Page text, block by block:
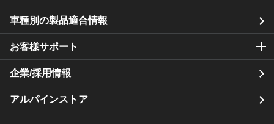
車種別の製品適合情報
お客様サポート
企業/採用情報
アルパインストア